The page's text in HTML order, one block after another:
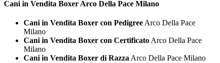
Cani in Vendita Boxer Arco Della Pace Milano
Cani in Vendita Boxer con Pedigree Arco Della Pace
Milano
Cani in Vendita Boxer con Certificato Arco Della Pace
Milano
Cani in Vendita Boxer di Razza Arco Della Pace Milano